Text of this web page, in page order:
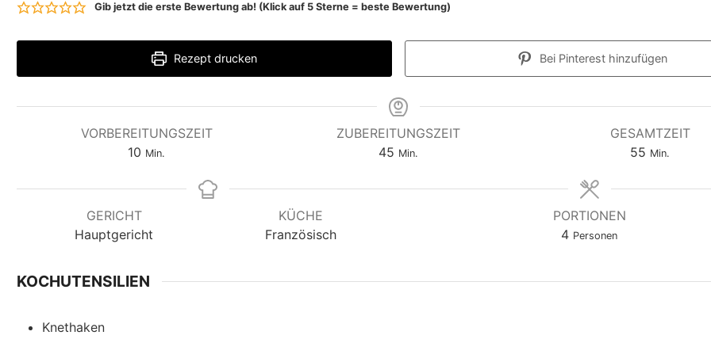
Gib jetzt die erste Bewertung ab! (Klick auf 5 Sterne = beste Bewertung)
Rezept drucken Bei Pinterest hinzufügen
VORBEREITUNGSZEIT
10 M
n
u
t
Min.
ZUBEREITUNGSZEIT
45M
n
Min.
GESAMTZEIT
55 M
n
Min.
GERICHT
Hauptgericht
KÜCHE
Französisch
PORTIONEN
4 Personen
KOCHUTENSILIEN
Knethaken